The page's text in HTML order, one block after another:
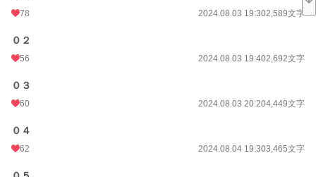
24h.ポイント
文字数
更新日時
初回公開日時
週間ポイント
78 2024.08.03 19:302,589文字
０２
56 2024.08.03 19:402,692文字
０３
60 2024.08.03 20:204,449文字
０４
62 2024.08.04 19:303,465文字